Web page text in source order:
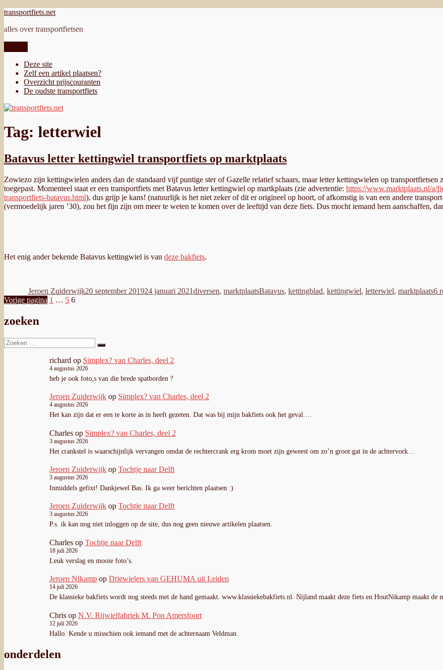
Ga
de
transportfiets.net
alles over transportfietsen
Deze site
Zelf een artikel plaatsen?
Overzicht prijscouranten
De oudste transportfiets
Tag: letterwiel
Batavus letter kettingwiel transportfiets op marktplaats
Zowiezo zijn kettingwielen anders dan de standaard vijf puntige ster of Gazelle relatief schaars, maar letter kettingwielen op
toegepast. Momenteel staat er een transportfiets met Batavus letter kettingwiel op martkplaats (zie advertentie: https://www.marktplaats.nl/a/
transportfiets-batavus.html), dus grijp je kans! (natuurlijk is het niet zeker of dit er origineel op hoort, of afkomstig is van een andere
(vermoedelijk jaren ’30), zou het fijn zijn om meer te weten te komen over de leeftijd van deze fiets. Dus mocht iemand hem aanschaffen,
Het enig ander bekende Batavus kettingwiel is van deze bakfiets.
Jeroen Zuiderwijk20 september 201924 januari 2021diversen, marktplaatsBatavus, kettingblad, kettingwiel, letterwiel, marktplaats6
Berichten
paginering
Vorige pagina Pagina
1 … Pagina
5 Pagina
6
zoeken
Zoeken
naar:
Zoeken
richard op Simplex? van Charles, deel 2
4 augustus 2026
heb je ook foto,s van die brede spatborden ?
Jeroen Zuiderwijk op Simplex? van Charles, deel 2
4 augustus 2026
Het kan zijn dat er een te korte as in heeft gezeten. Dat was bij mijn bakfiets ook het geval.…
Charles op Simplex? van Charles, deel 2
3 augustus 2026
Het crankstel is waarschijnlijk vervangen omdat de rechtercrank erg krom moet zijn geweest om zo’n groot gat in de achtervork…
Jeroen Zuiderwijk op Tochtje naar Delft
3 augustus 2026
Inmiddels gefixt! Dankjewel Bas. Ik ga weer berichten plaatsen :)
Jeroen Zuiderwijk op Tochtje naar Delft
3 augustus 2026
P.s. ik kan nog niet inloggen op de site, dus nog geen nieuwe artikelen plaatsen.
Charles op Tochtje naar Delft
18 juli 2026
Leuk verslag en mooie foto’s.
Jeroen Nikamp op Driewielers van GEHUMA uit Leiden
14 juli 2026
De klassieke bakfiets wordt nog steeds met de hand gemaakt. www.klassiekebakfiets.nl. Nijland maakt deze fiets en HoutNikamp maakt de
Chris op N.V. Rijwielfabriek M. Pon Amersfoort
12 juli 2026
Hallo. Kende u misschien ook iemand met de achternaam Veldman.
onderdelen